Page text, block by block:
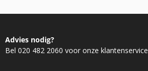
Advies nodig?
Bel 020 482 2060 voor onze klantenservice